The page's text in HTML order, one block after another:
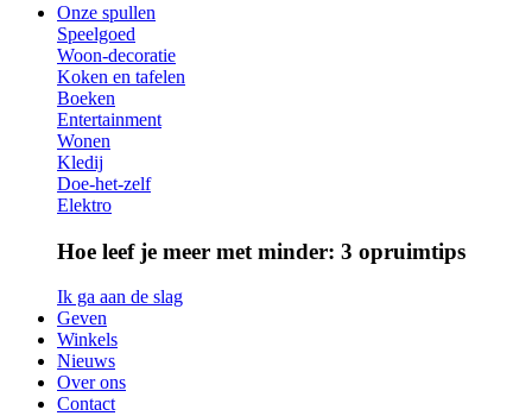
Onze spullen
Speelgoed
Woon-decoratie
Koken en tafelen
Boeken
Entertainment
Wonen
Kledij
Doe-het-zelf
Elektro
Hoe leef je meer met minder: 3 opruimtips
Ik ga aan de slag
Geven
Winkels
Nieuws
Over ons
Contact